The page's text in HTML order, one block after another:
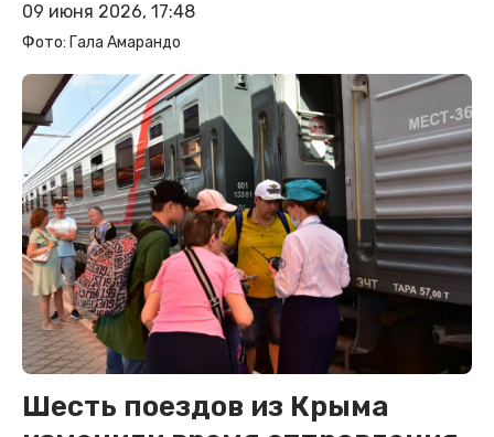
09 июня 2026, 17:48
Фото: Гала Амарандо
Шесть поездов из Крыма